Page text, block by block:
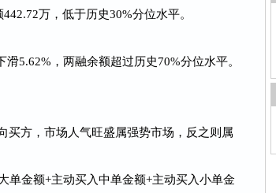
万，低于历史30%分位水平。
5.62%，两融余额超过历史70%分位水平。
买方，市场人气旺盛属强势市场，反之则属
单金额+主动买入中单金额+主动买入小单金